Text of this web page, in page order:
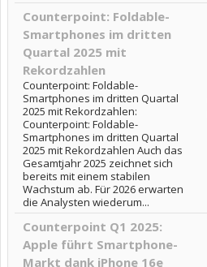
Counterpoint: Foldable-
Smartphones im dritten
Quartal 2025 mit
Rekordzahlen
Counterpoint: Foldable-
Smartphones im dritten Quartal
2025 mit Rekordzahlen:
Counterpoint: Foldable-
Smartphones im dritten Quartal
2025 mit Rekordzahlen Auch das
Gesamtjahr 2025 zeichnet sich
bereits mit einem stabilen
Wachstum ab. Für 2026 erwarten
die Analysten wiederum...
Counterpoint Q1 2025:
Apple führt Smartphone-
Markt dank iPhone 16e